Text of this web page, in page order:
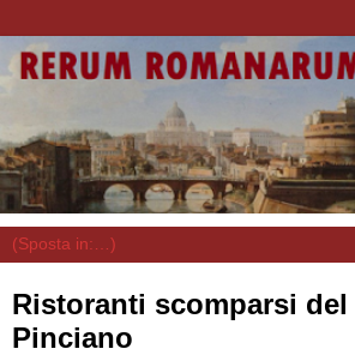
Ristoranti scomparsi del
Pinciano